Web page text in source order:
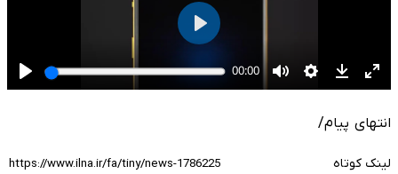
انتهای پیام/
لینک کوتاه